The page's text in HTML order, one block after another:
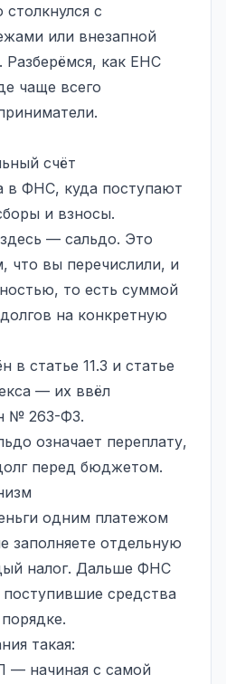
с
или внезапной
Разберёмся, как ЕНС
чаще всего
счёт
в ФНС, куда поступают
и взносы.
— сальдо. Это
что вы перечислили, и
то есть суммой
на конкретную
в статье 11.3 и статье
— их ввёл
№ 263-ФЗ.
означает переплату,
перед бюджетом.
одним платежом
заполняете отдельную
налог. Дальше ФНС
средства
такая:
начиная с самой